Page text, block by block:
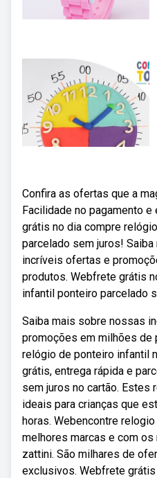
Confira as ofertas que a
Facilidade no pagamento
grátis no dia compre
parcelado sem juros!
incríveis ofertas e
produtos. Webfrete grátis
infantil ponteiro parcelado
Saiba mais sobre nossas
promoções em milhões de
relógio de ponteiro infantil
grátis, entrega rápida e
sem juros no cartão. Estes
ideais para crianças que
horas. Webencontre
melhores marcas e com
zattini. São milhares de
exclusivos. Webfrete